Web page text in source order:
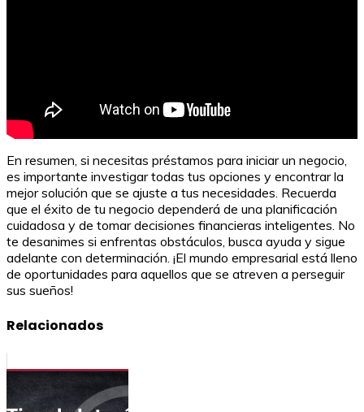
En resumen, si necesitas préstamos para iniciar un negocio,
es importante investigar todas tus opciones y encontrar la
mejor solución que se ajuste a tus necesidades. Recuerda
que el éxito de tu negocio dependerá de una planificación
cuidadosa y de tomar decisiones financieras inteligentes. No
te desanimes si enfrentas obstáculos, busca ayuda y sigue
adelante con determinación. ¡El mundo empresarial está lleno
de oportunidades para aquellos que se atreven a perseguir
sus sueños!
Relacionados